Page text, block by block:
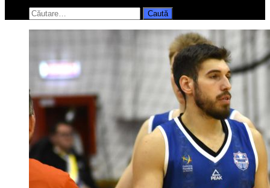
search
form
Caută
după: